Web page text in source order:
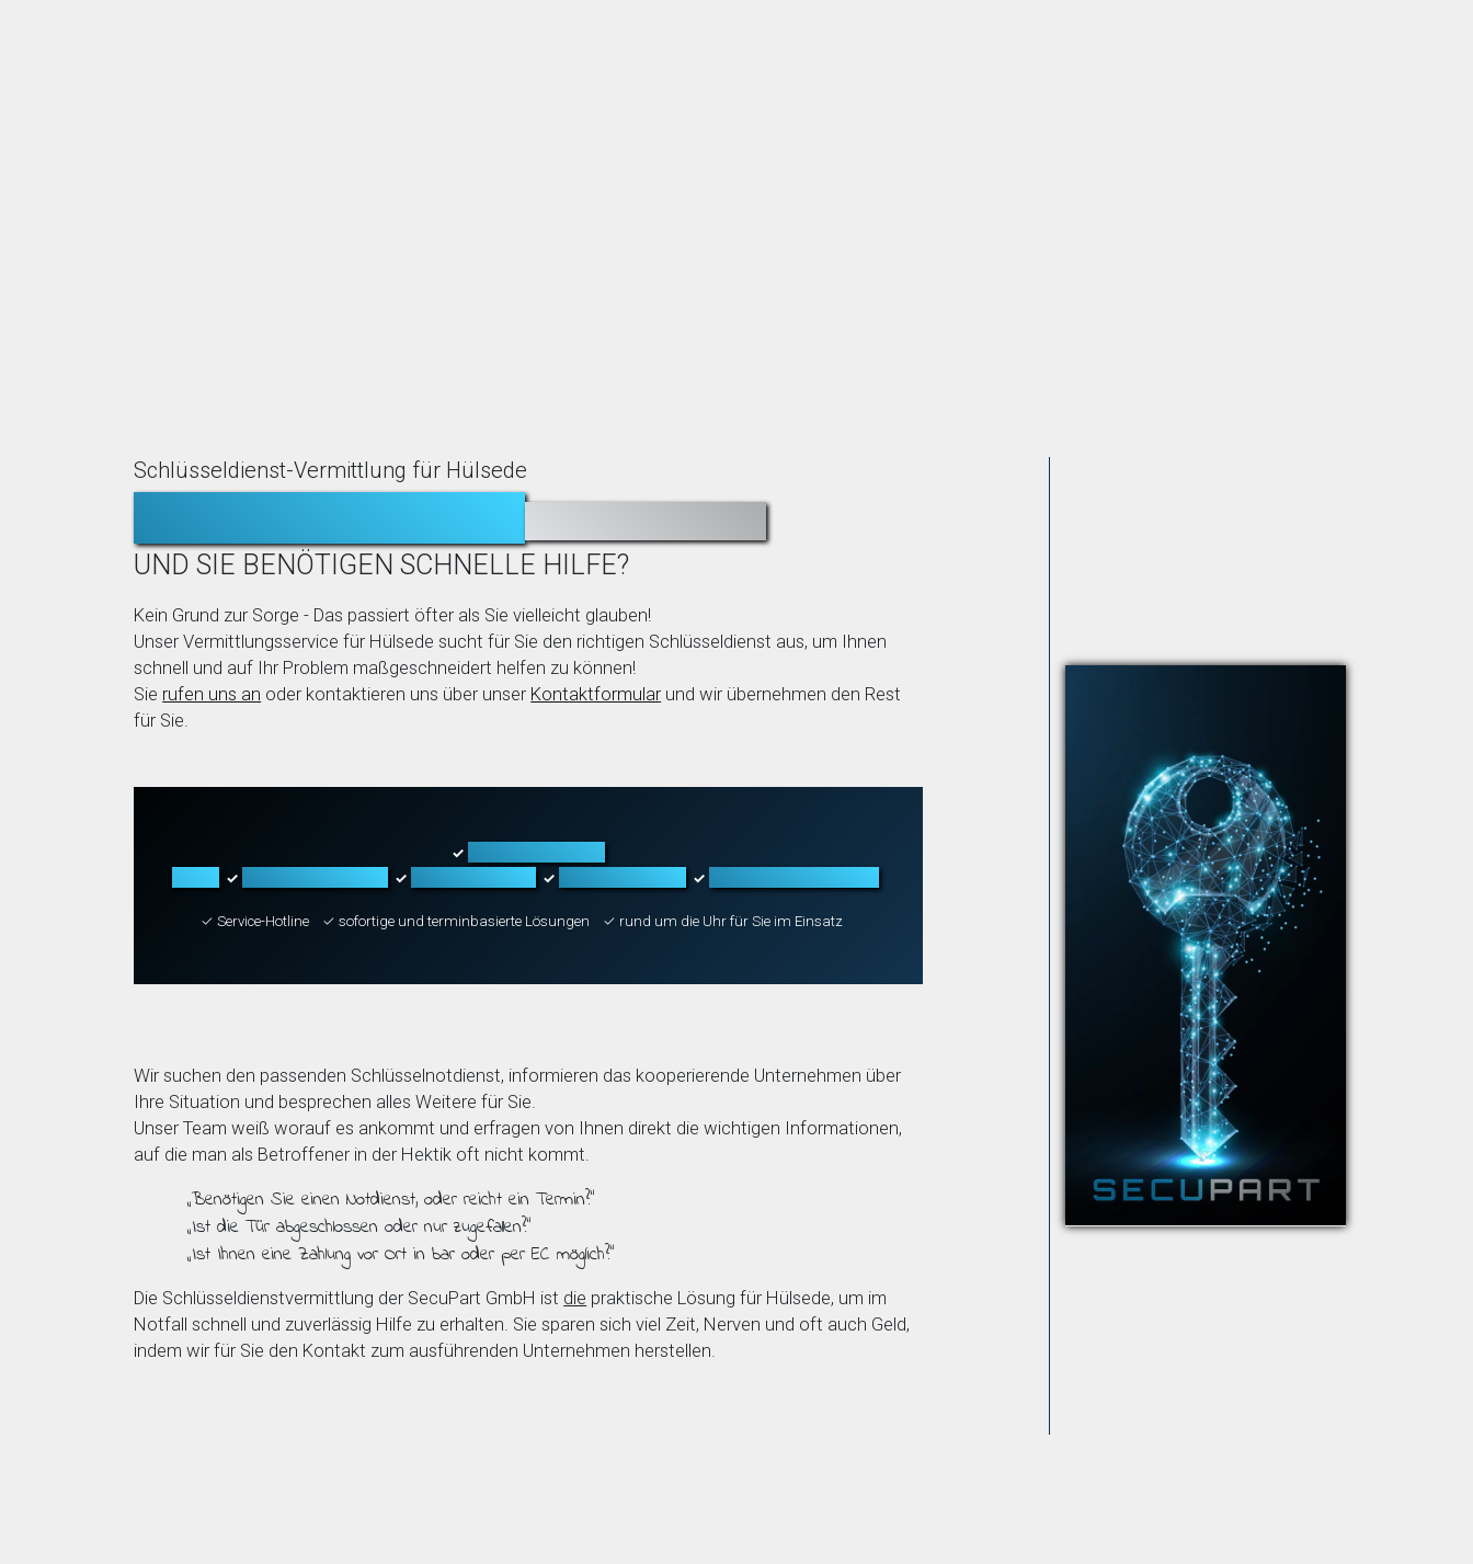
Schlüsseldienst-Vermittlung für Hülsede
TÜR ZUGEFALLEN?
UND SIE BENÖTIGEN SCHNELLE HILFE?
Kein Grund zur Sorge - Das passiert öfter als Sie vielleicht glauben!
Unser Vermittlungsservice für Hülsede sucht für Sie den richtigen Schlüsseldienst aus, um Ihnen
schnell und auf Ihr Problem maßgeschneidert helfen zu können!
Sie rufen uns an oder kontaktieren uns über unser Kontaktformular und wir übernehmen den Rest
für Sie.
✓
✓ ✓ ✓ ✓
✓ Service-Hotline ✓ sofortige und terminbasierte Lösungen ✓ rund um die Uhr für Sie im Einsatz
Wir suchen den passenden Schlüsselnotdienst, informieren das kooperierende Unternehmen über
Ihre Situation und besprechen alles Weitere für Sie.
Unser Team weiß worauf es ankommt und erfragen von Ihnen direkt die wichtigen Informationen,
auf die man als Betroffener in der Hektik oft nicht kommt.
„Benötigen Sie einen Notdienst, oder reicht ein Termin?”
„Ist die Tür abgeschlossen oder nur zugefallen?”
„Ist Ihnen eine Zahlung vor Ort in bar oder per EC möglich?”
Die Schlüsseldienstvermittlung der SecuPart GmbH ist die praktische Lösung für Hülsede, um im
Notfall schnell und zuverlässig Hilfe zu erhalten. Sie sparen sich viel Zeit, Nerven und oft auch Geld,
indem wir für Sie den Kontakt zum ausführenden Unternehmen herstellen.